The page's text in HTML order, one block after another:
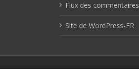
Flux des commentaires
Site de WordPress-FR